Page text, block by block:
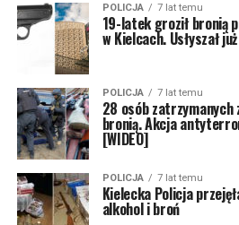
POLICJA 7 lat temu
19-latek groził bronią
w Kielcach. Usłyszał
POLICJA 7 lat temu
28 osób zatrzymanych
bronią. Akcja
[WIDEO]
POLICJA 7 lat temu
Kielecka Policja
alkohol i broń